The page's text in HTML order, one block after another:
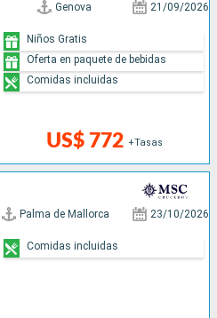
Genova 21/09/2026
US$ 772 +Tasas
Niños Gratis
Oferta en paquete de bebidas
Comidas incluidas
Palma de Mallorca 23/10/2026
Comidas incluidas